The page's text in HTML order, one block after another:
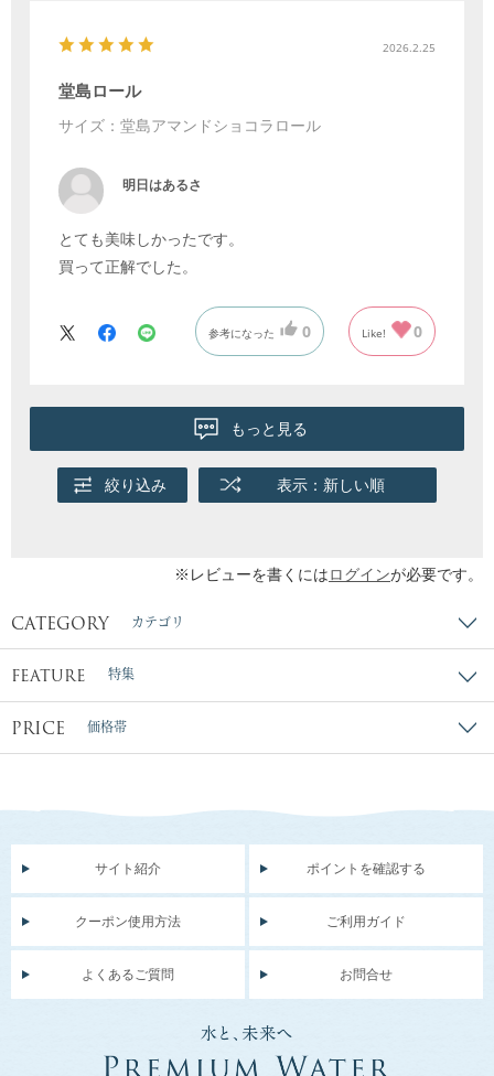
2026.2.25
堂島ロール
サイズ：堂島アマンドショコラロール
明日はあるさ
とても美味しかったです。
買って正解でした。
参考になった 0 Like! 0
もっと見る
絞り込み 表示：新しい順
※レビューを書くにはログインが必要です。
CATEGORY カテゴリ
FEATURE 特集
PRICE 価格帯
サイト紹介 ポイントを確認する
クーポン使用方法 ご利用ガイド
よくあるご質問 お問合せ